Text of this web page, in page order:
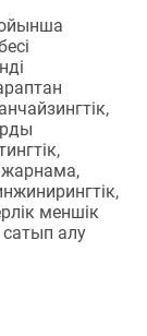
жарнама,
меншік
сатып алу